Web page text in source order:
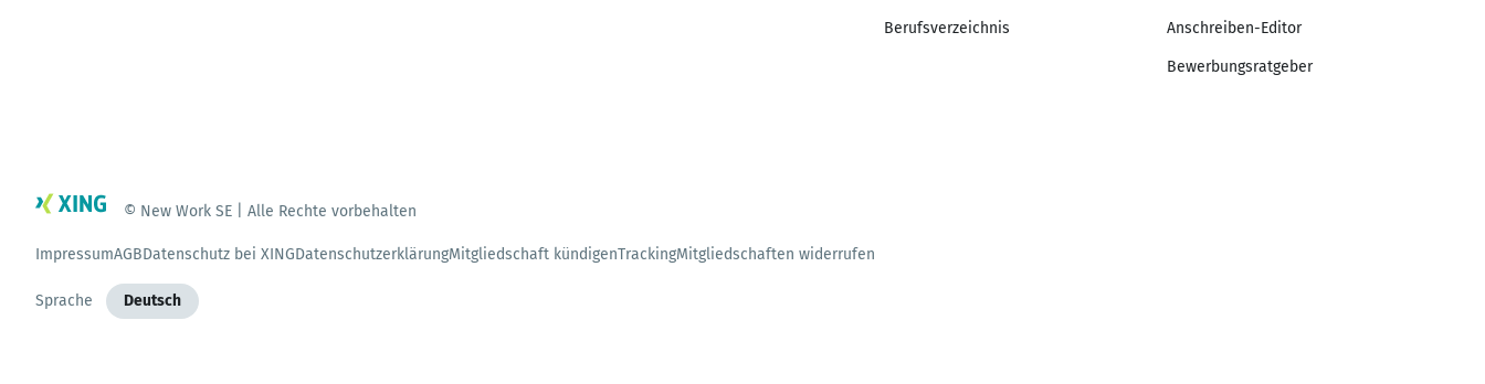
Berufsverzeichnis Anschreiben-Editor
Bewerbungsratgeber
© New Work SE | Alle Rechte vorbehalten
ImpressumAGBDatenschutz bei XINGDatenschutzerklärungMitgliedschaft kündigenTrackingMitgliedschaften widerrufen
Sprache Deutsch